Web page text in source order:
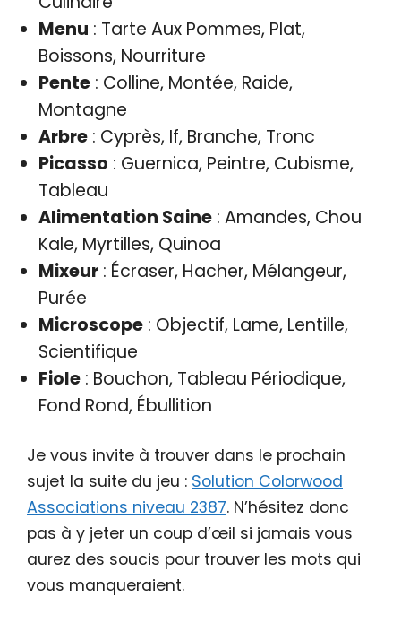
Menu : Tarte Aux Pommes, Plat,
Boissons, Nourriture
Pente: Colline, Montée, Raide,
Montagne
Arbre: Cyprès, If, Branche, Tronc
Picasso : Guernica, Peintre, Cubisme,
Tableau
Alimentation Saine: Amandes, Chou
Kale, Myrtilles, Quinoa
Mixeur: Écraser, Hacher, Mélangeur,
Purée
Microscope: Objectif, Lame, Lentille,
Scientifique
Fiole: Bouchon, Tableau Périodique,
Fond Rond, Ébullition
Je vous invite à trouver dans le prochain
sujet la suite du jeu : Solution Colorwood
Associations niveau 2387. N’hésitez donc
pas à y jeter un coup d’œil si jamais vous
aurez des soucis pour trouver les mots qui
vous manqueraient.